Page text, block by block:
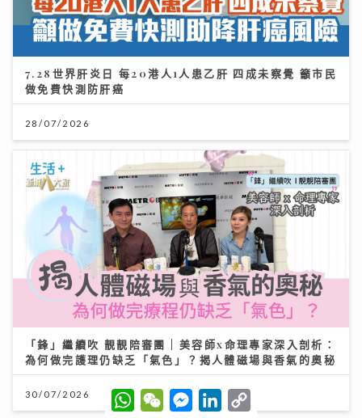
7.28世界肝炎日 每20港人1人患乙肝 四成未察覺 籲市民
做免費快測防肝癌
28/07/2026
「鋒」繼續吹 靚靚陪審團 | 美容師x命理專家深入剖析：
為何做完護理仍缺乏「氣色」？揭人體磁場與香氣的奧秘
30/07/2026
W
h
W
e
M
e
L
o